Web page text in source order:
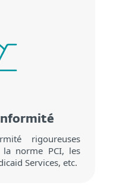
rigoureuses
norme PCI, les
Services, etc.